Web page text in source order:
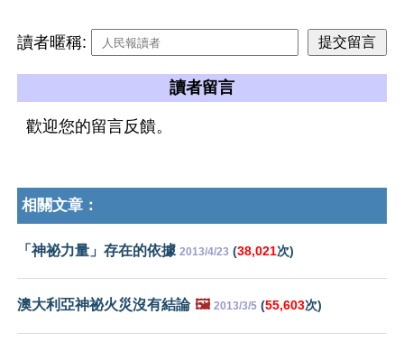
讀者暱稱:
讀者留言
歡迎您的留言反饋。
相關文章：
「神祕力量」存在的依據 2013/4/23 (38,021次)
澳大利亞神祕火災沒有結論 🖼️ 2013/3/5 (55,603次)